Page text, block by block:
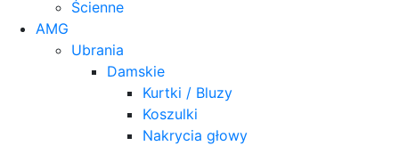
Ścienne
AMG
Ubrania
Damskie
Kurtki / Bluzy
Koszulki
Nakrycia głowy